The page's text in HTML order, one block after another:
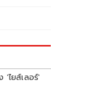
'ไยส์เลอร์'